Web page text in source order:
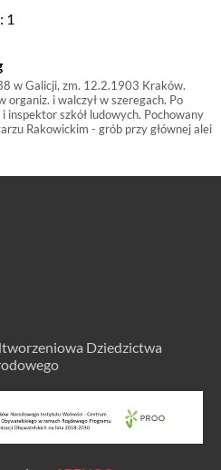
1
w Galicji, zm. 12.2.1903 Kraków.
organiz. i walczył w szeregach. Po
inspektor szkół ludowych. Pochowany
Rakowickim - grób przy głównej alei
Dziedzictwa